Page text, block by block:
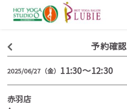
予約確認
2025/06/27（金） 11:30～12:30
赤羽店